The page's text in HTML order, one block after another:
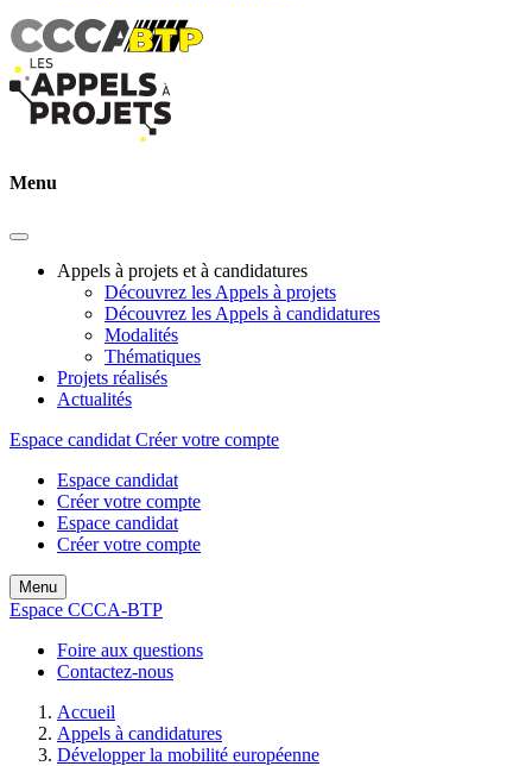
Menu
Appels à projets et à candidatures
Découvrez les Appels à projets
Découvrez les Appels à candidatures
Modalités
Thématiques
Projets réalisés
Actualités
Espace candidat Créer votre compte
Espace candidat
Créer votre compte
Espace candidat
Créer votre compte
Menu
Espace CCCA-BTP
Foire aux questions
Contactez-nous
Accueil
Appels à candidatures
Développer la mobilité européenne